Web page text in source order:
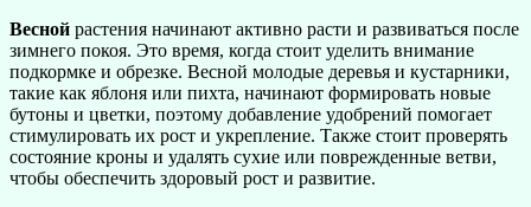
Весной растения начинают активно расти и развиваться после
зимнего покоя. Это время, когда стоит уделить внимание
подкормке и обрезке. Весной молодые деревья и кустарники,
такие как яблоня или пихта, начинают формировать новые
бутоны и цветки, поэтому добавление удобрений помогает
стимулировать их рост и укрепление. Также стоит проверять
состояние кроны и удалять сухие или поврежденные ветви,
чтобы обеспечить здоровый рост и развитие.